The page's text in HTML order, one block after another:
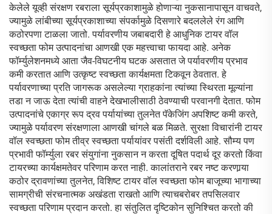
केलेले यूव्ही संरक्षण रबराला सूर्यप्रकाशामुळे होणाऱ्या नुकसानापासून वाचवते,
ज्यामुळे लांबीच्या सूर्यप्रकाशाच्या संपर्कामुळे दिसणारे बदललेले रंग आणि
कठोरपणा टाळला जातो. पर्यावरणीय जबाबदारी हे आधुनिक टायर वॉल
स्वच्छता फोम उत्पादनांचा आणखी एक महत्त्वाचा फायदा आहे. अनेक
फॉर्म्युलेशनमध्ये आता जैव-विघटनीय घटक असतात जे पर्यावरणीय प्रभाव
कमी करतात आणि उत्कृष्ट स्वच्छता कार्यक्षमता टिकवून ठेवतात. हे
पर्यावरणाच्या प्रति जागरूक असलेल्या ग्राहकांना त्यांच्या स्थिरता मूल्यांना
तडा न जाऊ देता त्यांची वाहने देखभालीसाठी ठेवण्याची परवानगी देतात. फोम
उत्पादनांचे एकाग्र रूप द्रव पर्यायांच्या तुलनेत पॅकेजिंग अपशिष्ट कमी करते,
ज्यामुळे पर्यावरण संरक्षणाला आणखी चांगले बळ मिळते. सुरक्षा विचारांनी टायर
वॉल स्वच्छता फोम तीव्र स्वच्छता पर्यायांवर पसंती दर्शविली आहे. सौम्य पण
प्रभावी फॉर्म्युला रबर संयुगांना नुकसान न करता दूषित पदार्थ दूर करतो किंवा
टायरच्या कार्यक्षमतेवर परिणाम करत नाही. कालांतराने रबर नष्ट करणार्‍या
कठोर द्रावणांच्या तुलनेत, विशिष्ट टायर वॉल स्वच्छता फोम बाजूच्या भागाच्या
सामग्रीची संरचनात्मक अखंडता राखतो आणि त्याचबरोबर तपसिलवार
स्वच्छता परिणाम प्रदान करतो. हा संतुलित दृष्टिकोन सुनिश्चित करतो की